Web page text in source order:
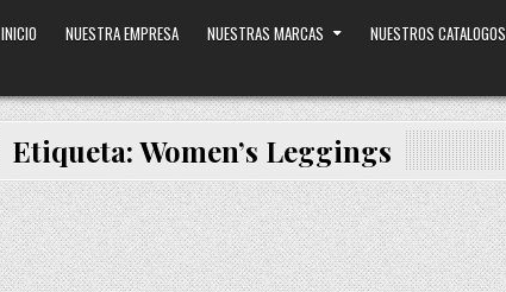
INICIO NUESTRA EMPRESA NUESTRAS MARCAS NUESTROS CATALOGOS
Etiqueta:Women’s Leggings